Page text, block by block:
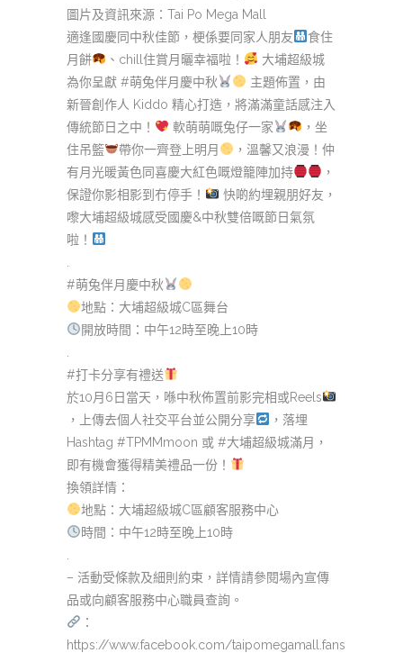
圖片及資訊來源：Tai Po Mega Mall
適逢國慶同中秋佳節，梗係要同家人朋友
食住
月餅
、chill住賞月曬幸福啦！
大埔超級城
為你呈獻 #萌兔伴月慶中秋
主題佈置，由
新晉創作人 Kiddo 精心打造，將滿滿童話感注入
傳統節日之中！
軟萌萌嘅兔仔一家
，坐
住吊籃
帶你一齊登上明月
，溫馨又浪漫！仲
有月光暖黃色同喜慶大紅色嘅燈籠陣加持
，
保證你影相影到冇停手！
快啲約埋親朋好友，
嚟大埔超級城感受國慶&中秋雙倍嘅節日氣氛
啦！
#萌兔伴月慶中秋
地點：大埔超級城C區舞台
開放時間：中午12時至晚上10時
#打卡分享有禮送
於10月6日當天，喺中秋佈置前影完相或Reels
，上傳去個人社交平台並公開分享
，落埋
Hashtag #TPMMmoon 或 #大埔超級城滿月，
即有機會獲得精美禮品一份！
換領詳情：
地點：大埔超級城C區顧客服務中心
時間：中午12時至晚上10時
– 活動受條款及細則約束，詳情請參閱場內宣傳
品或向顧客服務中心職員查詢。
：
https://www.facebook.com/taipomegamall.fans